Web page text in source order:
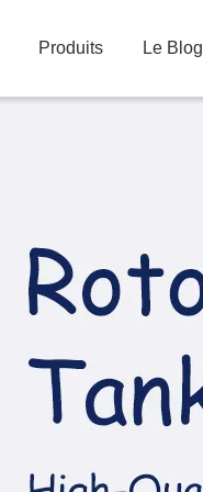
Produits Le Blog